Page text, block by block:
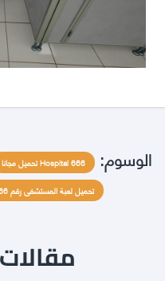
الوسوم: Hospital 666 تحميل مجانا
تحميل لعبة المستشفى رقم Hospital 666 للكمبيوتر برابط مباشر مجانا